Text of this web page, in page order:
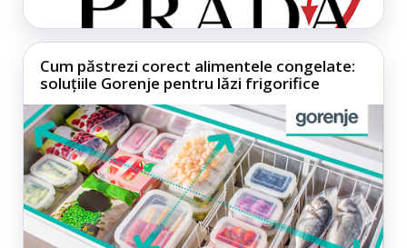
Cum păstrezi corect alimentele congelate:
soluțiile Gorenje pentru lăzi frigorifice